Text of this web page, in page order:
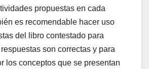
propuestas en cada
es recomendable hacer uso
del libro contestado para
son correctas y para
los conceptos que se presentan